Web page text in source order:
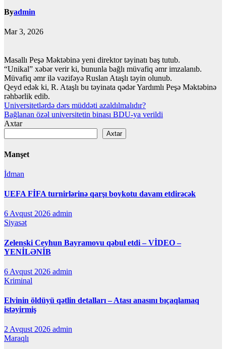
Byadmin
Mar 3, 2026
Masallı Peşə Məktəbinə yeni direktor təyinatı baş tutub.
“Unikal” xəbər verir ki, bununla bağlı müvafiq əmr imzalanıb.
Müvafiq əmr ilə vəzifəyə Ruslan Ataşlı təyin olunub.
Qeyd edək ki, R. Ataşlı bu təyinata qədər Yardımlı Peşə Məktəbinə
rəhbərlik edib.
Yazı
naviqasiyası
Universitetlərdə dərs müddəti azaldılmalıdır?
Bağlanan özəl universitetin binası BDU-ya verildi
Axtar
Axtar
Manşet
İdman
UEFA FİFA turnirlərinə qarşı boykotu davam etdirəcək
6 Avqust 2026 admin
Siyasət
Zelenski Ceyhun Bayramovu qəbul etdi – VİDEO –
YENİLƏNİB
6 Avqust 2026 admin
Kriminal
Elvinin öldüyü qətlin detalları – Atası anasını bıçaqlamaq
istəyirmiş
2 Avqust 2026 admin
Maraqlı